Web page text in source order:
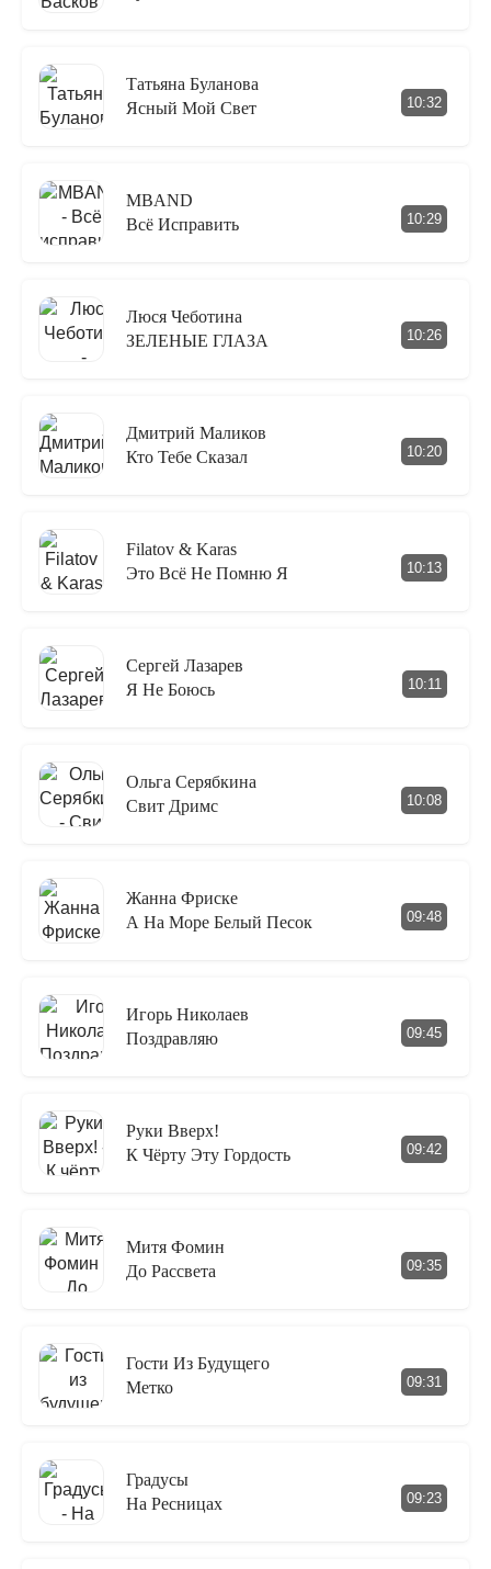
Татьяна Буланова
Ясный Мой Свет
10:32
MBAND
Всё Исправить
10:29
Люся Чеботина
ЗЕЛЕНЫЕ ГЛАЗА
10:26
Дмитрий Маликов
Кто Тебе Сказал
10:20
Filatov & Karas
Это Всё Не Помню Я
10:13
Сергей Лазарев
Я Не Боюсь
10:11
Ольга Серябкина
Свит Дримс
10:08
Жанна Фриске
А На Море Белый Песок
09:48
Игорь Николаев
Поздравляю
09:45
Руки Вверх!
К Чёрту Эту Гордость
09:42
Митя Фомин
До Рассвета
09:35
Гости Из Будущего
Метко
09:31
Градусы
На Ресницах
09:23